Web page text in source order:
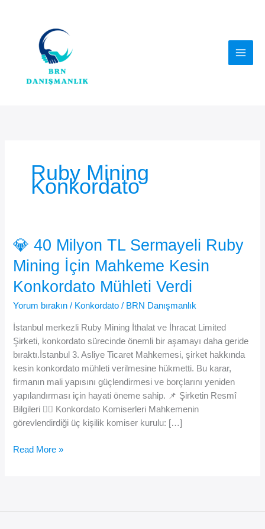
Ruby Mining
Konkordato
💎 40 Milyon TL Sermayeli Ruby
Mining İçin Mahkeme Kesin
Konkordato Mühleti Verdi
Yorum bırakın / Konkordato / BRN Danışmanlık
İstanbul merkezli Ruby Mining İthalat ve İhracat Limited
Şirketi, konkordato sürecinde önemli bir aşamayı daha geride
bıraktı.İstanbul 3. Asliye Ticaret Mahkemesi, şirket hakkında
kesin konkordato mühleti verilmesine hükmetti. Bu karar,
firmanın mali yapısını güçlendirmesi ve borçlarını yeniden
yapılandırması için hayati öneme sahip. 📌 Şirketin Resmî
Bilgileri 👩‍⚖️ Konkordato Komiserleri Mahkemenin
görevlendirdiği üç kişilik komiser kurulu: […]
💎
Read More »